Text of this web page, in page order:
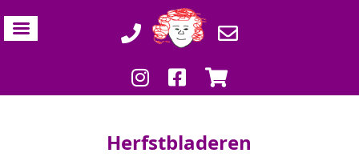
Herfstbladeren